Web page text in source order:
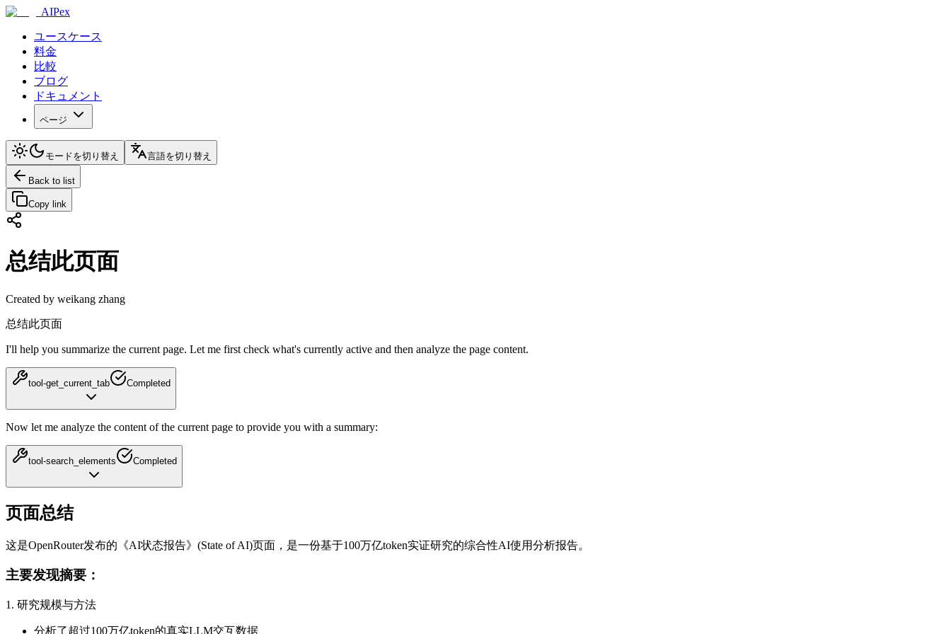
AIPex
ユースケース
料金
比較
ブログ
ドキュメント
ページ
モードを切り替え 言語を切り替え
Back to list
Copy link
总结此页面
Created by weikang zhang
总结此页面
I'll help you summarize the current page. Let me first check what's currently active and then analyze the page content.
tool-get_current_tab Completed
Now let me analyze the content of the current page to provide you with a summary:
tool-search_elements Completed
页面总结
这是OpenRouter发布的《AI状态报告》(State of AI)页面，是一份基于100万亿token实证研究的综合性AI使用分析报告。
主要发现摘要：
1. 研究规模与方法
分析了超过100万亿token的真实LLM交互数据